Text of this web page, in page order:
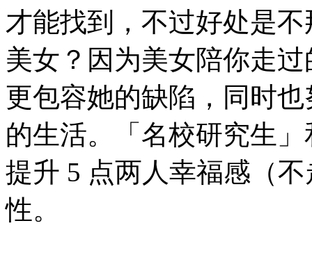
才能找到，不过好处是
美女？因为美女陪你走
更包容她的缺陷，同时
的生活。「名校研究生
提升 5 点两人幸福感（
性。